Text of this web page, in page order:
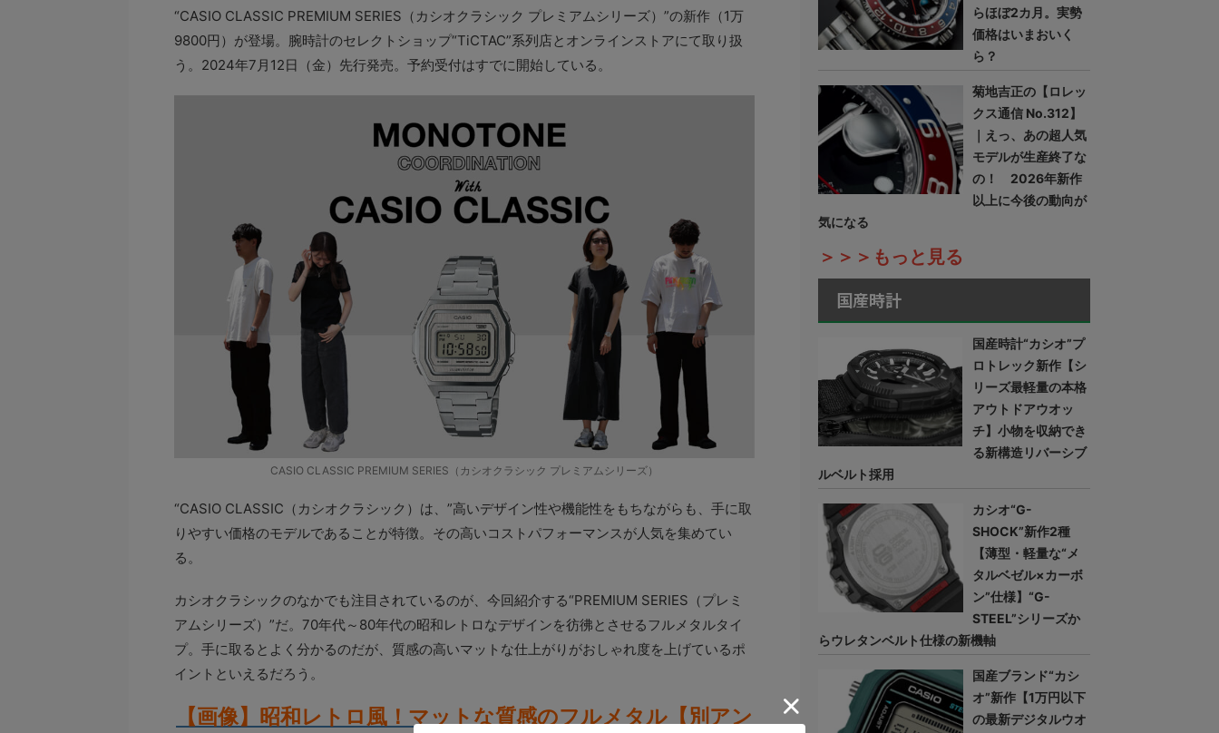
“CASIO CLASSIC PREMIUM SERIES（カシオクラシック プレミアムシリーズ）”の新作（1万
9800円）が登場。腕時計のセレクトショップ“TiCTAC”系列店とオンラインストアにて取り扱
う。2024年7月12日（金）先行発売。予約受付はすでに開始している。
CASIO CLASSIC PREMIUM SERIES（カシオクラシック プレミアムシリーズ）
“CASIO CLASSIC（カシオクラシック）は、”高いデザイン性や機能性をもちながらも、手に取
りやすい価格のモデルであることが特徴。その高いコストパフォーマンスが人気を集めてい
る。
カシオクラシックのなかでも注目されているのが、今回紹介する“PREMIUM SERIES（プレミ
アムシリーズ）”だ。70年代～80年代の昭和レトロなデザインを彷彿とさせるフルメタルタイ
プ。手に取るとよく分かるのだが、質感の高いマットな仕上がりがおしゃれ度を上げているポ
イントといえるだろう。
【画像】昭和レトロ風！マットな質感のフルメタル【別アン
らほぼ2カ月。実勢
価格はいまおいく
ら？
菊地吉正の【ロレッ
クス通信 No.312】
｜えっ、あの超人気
モデルが生産終了な
の！ 2026年新作
以上に今後の動向が
気になる
＞＞＞もっと見る
国産時計
国産時計“カシオ”プ
ロトレック新作【シ
リーズ最軽量の本格
アウトドアウオッ
チ】小物を収納でき
る新構造リバーシブ
ルベルト採用
カシオ“G-
SHOCK”新作2種
【薄型・軽量な“メ
タルベゼル×カーボ
ン”仕様】“G-
STEEL”シリーズか
らウレタンベルト仕様の新機軸
国産ブランド“カシ
オ”新作【1万円以下
の最新デジタルウオ